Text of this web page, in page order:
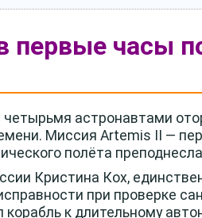
первые часы
четырьмя астронавтами
Миссия Artemis II —
полёта
Кристина Кох,
при проверке
корабль к длительному